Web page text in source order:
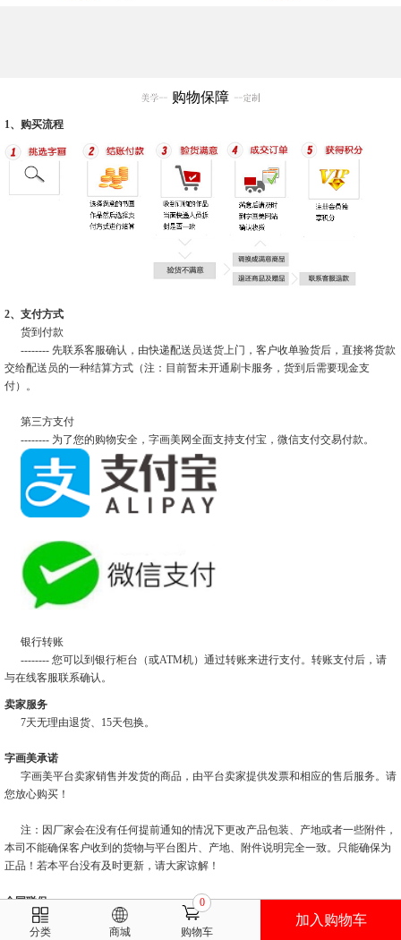
购物保障
1、购买流程
2、支付方式
货到付款
-------- 先联系客服确认，由快递配送员送货上门，客户收单验货后，直接将货款
交给配送员的一种结算方式（注：目前暂未开通刷卡服务，货到后需要现金支
付）。
第三方支付
-------- 为了您的购物安全，字画美网全面支持支付宝，微信支付交易付款。
银行转账
-------- 您可以到银行柜台（或ATM机）通过转账来进行支付。转账支付后，请
与在线客服联系确认。
卖家服务
7天无理由退货、15天包换。
字画美承诺
字画美平台卖家销售并发货的商品，由平台卖家提供发票和相应的售后服务。请
您放心购买！
注：因厂家会在没有任何提前通知的情况下更改产品包装、产地或者一些附件，
本司不能确保客户收到的货物与平台图片、产地、附件说明完全一致。只能确保为
正品！若本平台没有及时更新，请大家谅解！
全国联保
与您亲临画廊选购的商品享受相同的质量保证。字画美为您提供具有竞争力的商
品价格和运费政策，请您放心购买！
分类 商城
0
购物车
加入购物车